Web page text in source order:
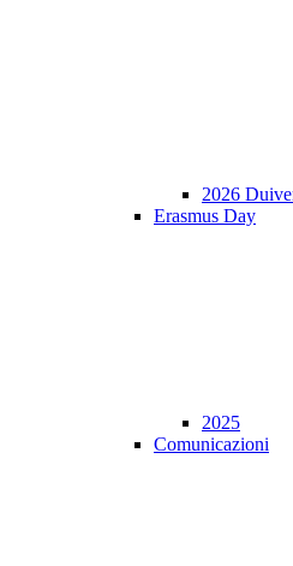
2026
Erasmus Day
2025
Comunicazioni